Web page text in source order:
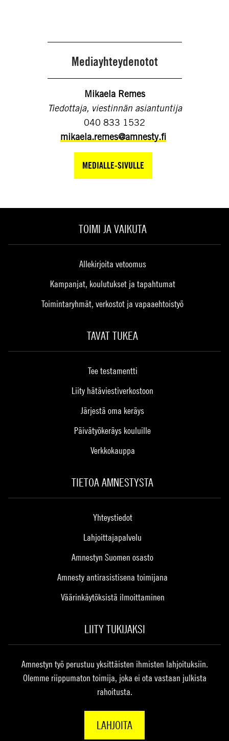
Mediayhteydenotot
Mikaela Remes
Tiedottaja, viestinnän asiantuntija
040 833 1532
mikaela.remes@amnesty.fi
MEDIALLE-SIVULLE
TOIMI JA VAIKUTA
Allekirjoita vetoomus
Kampanjat, koulutukset ja tapahtumat
Toimintaryhmät, verkostot ja vapaaehtoistyö
TAVAT TUKEA
Tee testamentti
Liity hätäviestiverkostoon
Järjestä oma keräys
Päivätyökeräys kouluille
Verkkokauppa
TIETOA AMNESTYSTA
Yhteystiedot
Lahjoittajapalvelu
Amnestyn Suomen osasto
Amnesty antirasistisena toimijana
Väärinkäytöksistä ilmoittaminen
LIITY TUKIJAKSI
Amnestyn työ perustuu yksittäisten ihmisten lahjoituksiin.
Olemme riippumaton toimija, joka ei ota vastaan julkista
rahoitusta.
LAHJOITA